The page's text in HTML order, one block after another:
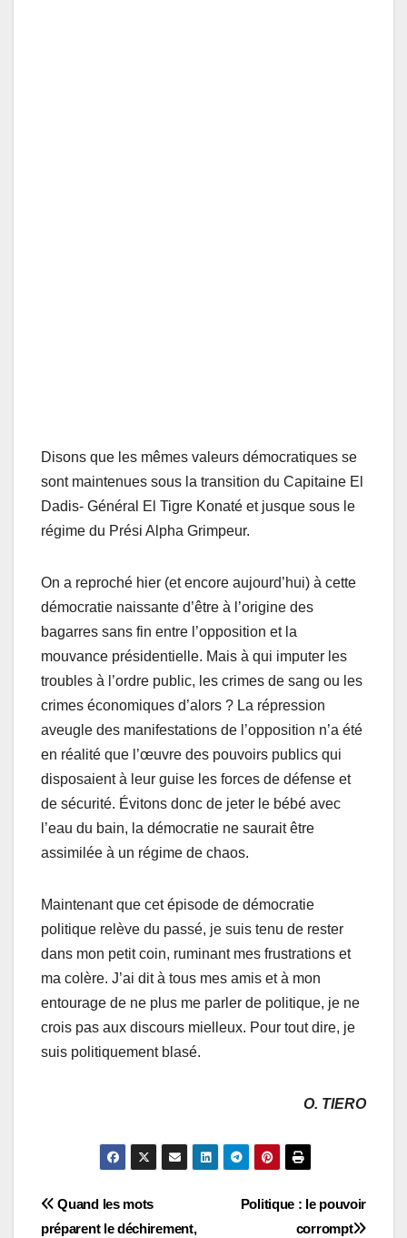
Disons que les mêmes valeurs démocratiques se
sont maintenues sous la transition du Capitaine El
Dadis- Général El Tigre Konaté et jusque sous le
régime du Prési Alpha Grimpeur.
On a reproché hier (et encore aujourd’hui) à cette
démocratie naissante d’être à l’origine des
bagarres sans fin entre l’opposition et la
mouvance présidentielle. Mais à qui imputer les
troubles à l’ordre public, les crimes de sang ou les
crimes économiques d’alors ? La répression
aveugle des manifestations de l’opposition n’a été
en réalité que l’œuvre des pouvoirs publics qui
disposaient à leur guise les forces de défense et
de sécurité. Évitons donc de jeter le bébé avec
l’eau du bain, la démocratie ne saurait être
assimilée à un régime de chaos.
Maintenant que cet épisode de démocratie
politique relève du passé, je suis tenu de rester
dans mon petit coin, ruminant mes frustrations et
ma colère. J’ai dit à tous mes amis et à mon
entourage de ne plus me parler de politique, je ne
crois pas aux discours mielleux. Pour tout dire, je
suis politiquement blasé.
O. TIERO
Navigation
Politique : le pouvoir
corrompt
Quand les mots
préparent le déchirement,